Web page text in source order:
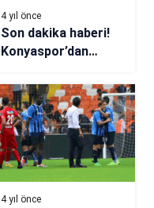
4 yıl önce
Son dakika haberi!
Konyaspor’dan
açıklaması
4 yıl önce